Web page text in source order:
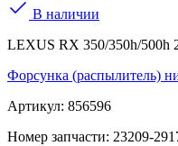
В наличии
LEXUS RX 350/350h/500h
Форсунка (распылитель)
Артикул: 856596
Номер запчасти: 23209-